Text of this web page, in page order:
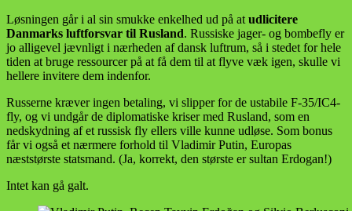
Løsningen går i al sin smukke enkelhed ud på at udlicitere
Danmarks luftforsvar til Rusland. Russiske jager- og bombefly er
jo alligevel jævnligt i nærheden af dansk luftrum, så i stedet for hele
tiden at bruge ressourcer på at få dem til at flyve væk igen, skulle vi
hellere invitere dem indenfor.
Russerne kræver ingen betaling, vi slipper for de ustabile F-35/IC4-
fly, og vi undgår de diplomatiske kriser med Rusland, som en
nedskydning af et russisk fly ellers ville kunne udløse. Som bonus
får vi også et nærmere forhold til Vladimir Putin, Europas
næststørste statsmand. (Ja, korrekt, den største er sultan Erdogan!)
Intet kan gå galt.